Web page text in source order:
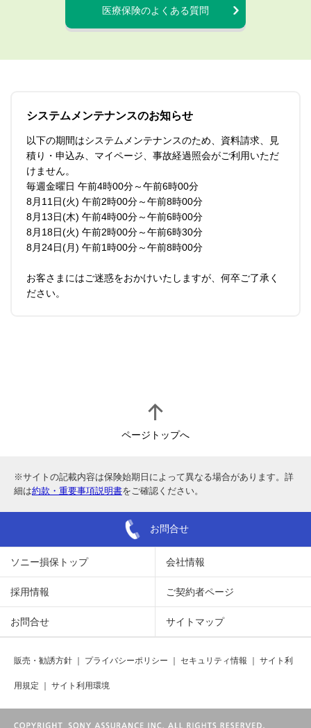
医療保険のよくある質問
システムメンテナンスのお知らせ
以下の期間はシステムメンテナンスのため、資料請求、見
積り・申込み、マイページ、事故経過照会がご利用いただ
けません。
毎週金曜日 午前4時00分～午前6時00分
8月11日(火) 午前2時00分～午前8時00分
8月13日(木) 午前4時00分～午前6時00分
8月18日(火) 午前2時00分～午前6時30分
8月24日(月) 午前1時00分～午前8時00分
お客さまにはご迷惑をおかけいたしますが、何卒ご了承く
ださい。
ページトップへ
※サイトの記載内容は保険始期日によって異なる場合があります。詳
細は約款・重要事項説明書をご確認ください。
お問合せ
ソニー損保トップ 会社情報
採用情報 ご契約者ページ
お問合せ サイトマップ
販売・勧誘方針 プライバシーポリシー セキュリティ情報 サイト利
用規定 サイト利用環境